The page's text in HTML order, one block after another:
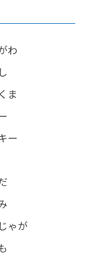
わ
ま
ー
ゃが